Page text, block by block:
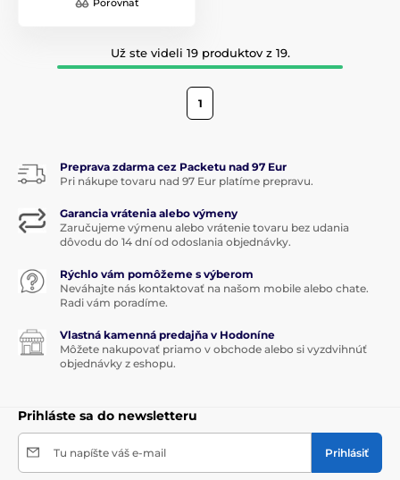
Už ste videli 19 produktov z 19.
1
Preprava zdarma cez Packetu nad 97 Eur
Pri nákupe tovaru nad 97 Eur platíme prepravu.
Garancia vrátenia alebo výmeny
Zaručujeme výmenu alebo vrátenie tovaru bez udania
dôvodu do 14 dní od odoslania objednávky.
Rýchlo vám pomôžeme s výberom
Neváhajte nás kontaktovať na našom mobile alebo chate.
Radi vám poradíme.
Vlastná kamenná predajňa v Hodoníne
Môžete nakupovať priamo v obchode alebo si vyzdvihnúť
objednávky z eshopu.
Prihláste sa do newsletteru
Tu napíšte váš e-mail Prihlásiť